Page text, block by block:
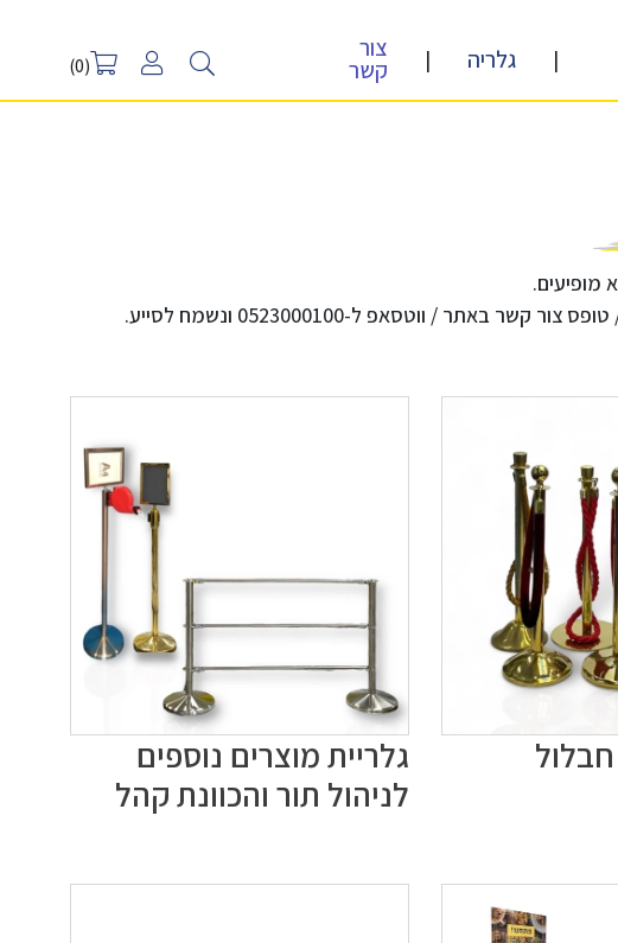
| גלריה | צור
קשר (0)
מופיעים.
ווטסאפ ל-0523000100 ונשמח לסייע.
חבלול
גלריית מוצרים נוספים
לניהול תור והכוונת קהל